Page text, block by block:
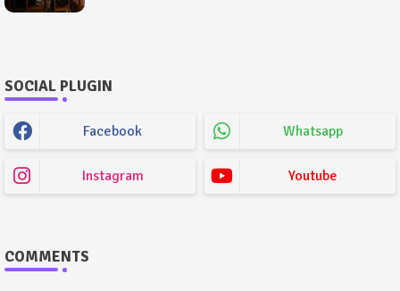
SOCIAL PLUGIN
Facebook Whatsapp
Instagram Youtube
COMMENTS